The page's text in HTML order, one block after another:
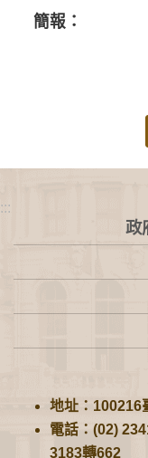
簡報：
:::
政
地址：100216
電話：(02)
3183轉662